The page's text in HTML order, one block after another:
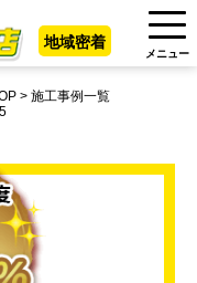
地域密着
メニュー
施工事例一覧